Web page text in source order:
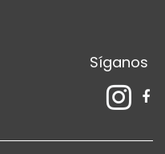
Síganos